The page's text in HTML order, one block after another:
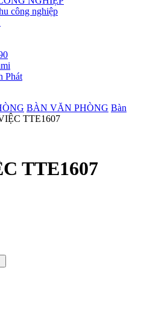
công nghiệp
Phát
BÀN VĂN PHÒNG Bàn
TTE1607
TTE1607